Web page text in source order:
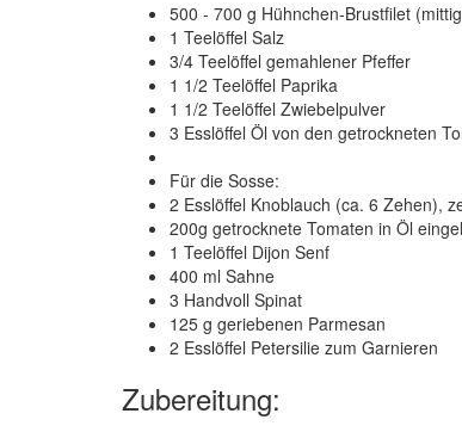
500 - 700 g Hühnchen-Brustfilet
1 Teelöffel Salz
3/4 Teelöffel gemahlener Pfeffer
1 1/2 Teelöffel Paprika
1 1/2 Teelöffel Zwiebelpulver
3 Esslöffel Öl von den getrockneten
Für die Sosse:
2 Esslöffel Knoblauch (ca. 6 Zehen),
200g getrocknete Tomaten in Öl
1 Teelöffel Dijon Senf
400 ml Sahne
3 Handvoll Spinat
125 g geriebenen Parmesan
2 Esslöffel Petersilie zum Garnieren
Zubereitung: